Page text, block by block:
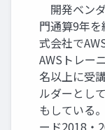
開発ベン
門通算9年
式会社で
AWSトレー
名以上に受
ルダーとし
もしている
ード2018・